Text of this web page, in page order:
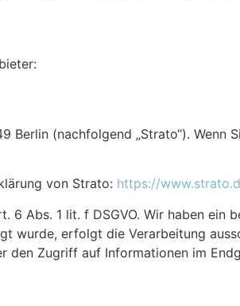
(nachfolgend „Strato“).
von Strato: https://
Abs. 1 lit. f DSGVO. Wir haben ein
wurde, erfolgt die Verarbeitung
Zugriff auf Informationen im